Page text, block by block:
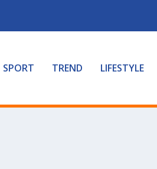
SPORT TREND LIFESTYLE